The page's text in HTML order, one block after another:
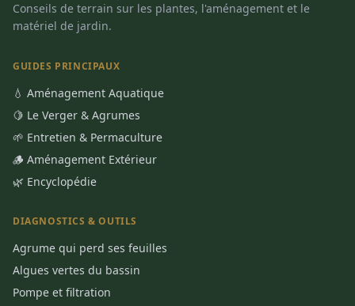
Conseils de terrain sur les plantes, l'aménagement et le
matériel de jardin.
GUIDES PRINCIPAUX
💧 Aménagement Aquatique
🍋 Le Verger & Agrumes
🌱 Entretien & Permaculture
🪵 Aménagement Extérieur
🌿 Encyclopédie
DIAGNOSTICS & OUTILS
Agrume qui perd ses feuilles
Algues vertes du bassin
Pompe et filtration